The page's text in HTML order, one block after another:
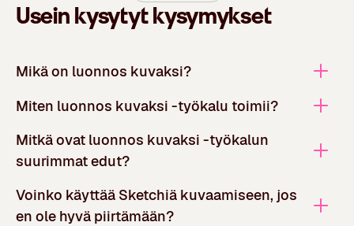
Usein kysytyt kysymykset
Mikä on luonnos kuvaksi?
Miten luonnos kuvaksi -työkalu toimii?
Mitkä ovat luonnos kuvaksi -työkalun
suurimmat edut?
Voinko käyttää Sketchiä kuvaamiseen, jos
en ole hyvä piirtämään?